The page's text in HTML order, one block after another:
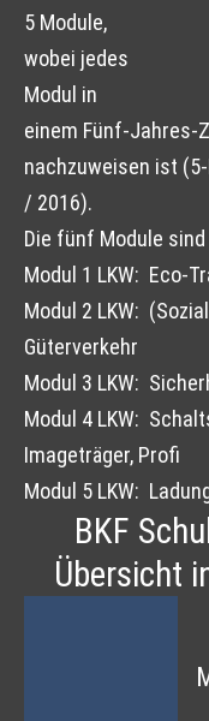
5 Module,
wobei jedes
Modul in
einem Fünf-Jahres-
nachzuweisen ist
/ 2016).
Die fünf Module sind
Modul 1 LKW: Eco-
Modul 2 LKW:
Güterverkehr
Modul 3 LKW:
Modul 4 LKW:
Imageträger, Profi
Modul 5 LKW:
BKF
Übersicht